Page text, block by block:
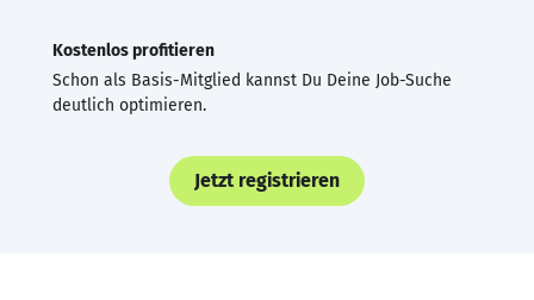
Kostenlos profitieren
Schon als Basis-Mitglied kannst Du Deine Job-Suche
deutlich optimieren.
Jetzt registrieren